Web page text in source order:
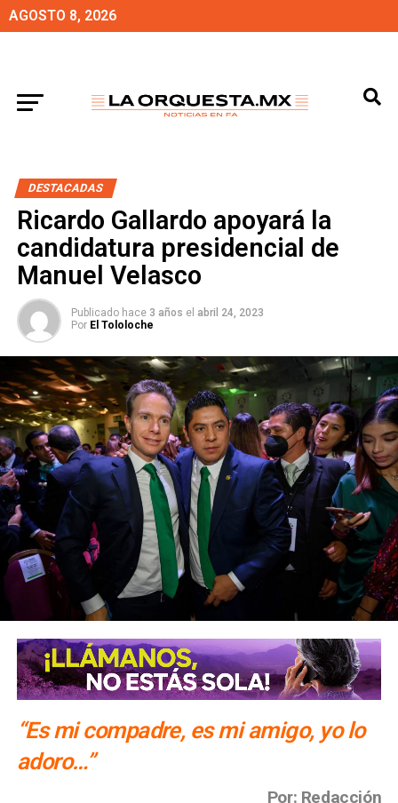
AGOSTO 8, 2026
DESTACADAS
Ricardo Gallardo apoyará la
candidatura presidencial de
Manuel Velasco
Publicado hace 3 años el abril 24, 2023
Por El Tololoche
“Es mi compadre, es mi amigo, yo lo
adoro…”
Por: Redacción